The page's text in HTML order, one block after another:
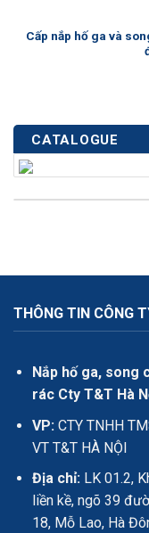
Cấp nắp hố ga và
CATALOGUE
THÔNG TIN CÔNG
Nắp hố ga, song
rác Cty T&T Hà
VP:CTY TNHH
VT T&T HÀ NỘI
Địa chỉ:LK 01.2,
liền kề, ngõ 39
18, Mỗ Lao, Hà